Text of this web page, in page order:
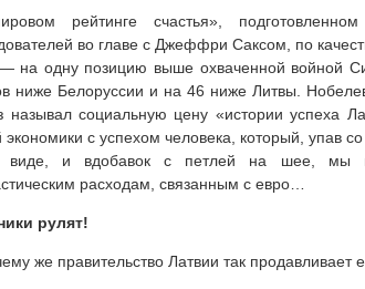
рейтинге счастья»,
во главе с Джеффри Саксом, по
на одну позицию выше охваченной войной
ниже Белоруссии и на 46 ниже Литвы.
называл социальную цену «истории успеха
с успехом человека, который, упав
виде, и вдобавок с петлей на шее, мы
расходам, связанным с евро…
рулят!
же правительство Латвии так продавливает